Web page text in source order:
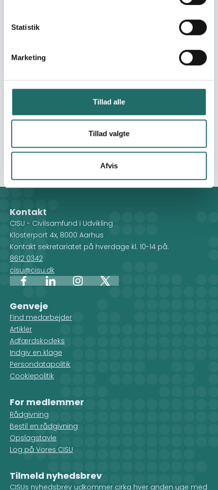
Statistik
Marketing
Tillad alle
Tillad valgte
Afvis
These individuals face critical gaps in shelter, food, and
safe travel. Based on direct field insights and up-to-date
reports from IOM, UNHCR, and WFP, the proposed
(CHS 1). Designed in coordination with local actors, it
targets stranded returnees with no family to receive
needs. Building on successful past collaboration
between DAHF and OLAWI in Herat, the intervention
leverages trusted, locally embedded channels to ensure
culturally appropriate and effective aid delivery to the
most vulnerable people.
Kontakt
CISU - Civilsamfund i Udvikling
Klosterport 4x, 8000 Aarhus
Kontakt sekretariatet på hverdage kl. 10-14 på:
8612 0342
cisu@cisu.dk
FacebookLinkedInInstagram
X
Genveje
Find medarbejder
Artikler
Adfærdskodeks
Indgiv en klage
Persondatapolitik
Cookiepolitik
For medlemmer
Rådgivning
Bestil en rådgivning
Opslagstavle
Log på Vores CISU
Tilmeld nyhedsbrev
CISUs nyhedsbrev udkommer cirka hver anden uge med